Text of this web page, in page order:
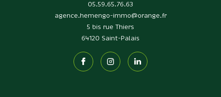
05.59.65.76.63
agence.hemengo-immo@orange.fr
5 bis rue Thiers
64120 Saint-Palais